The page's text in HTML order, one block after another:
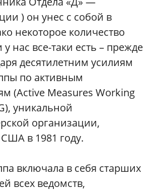
) он унес с собой в
некоторое количество
нас все-таки есть – прежде
десятилетним усилиям
по активным
(Active Measures Working
уникальной
организации,
в 1981 году.
включала в себя старших
всех ведомств,